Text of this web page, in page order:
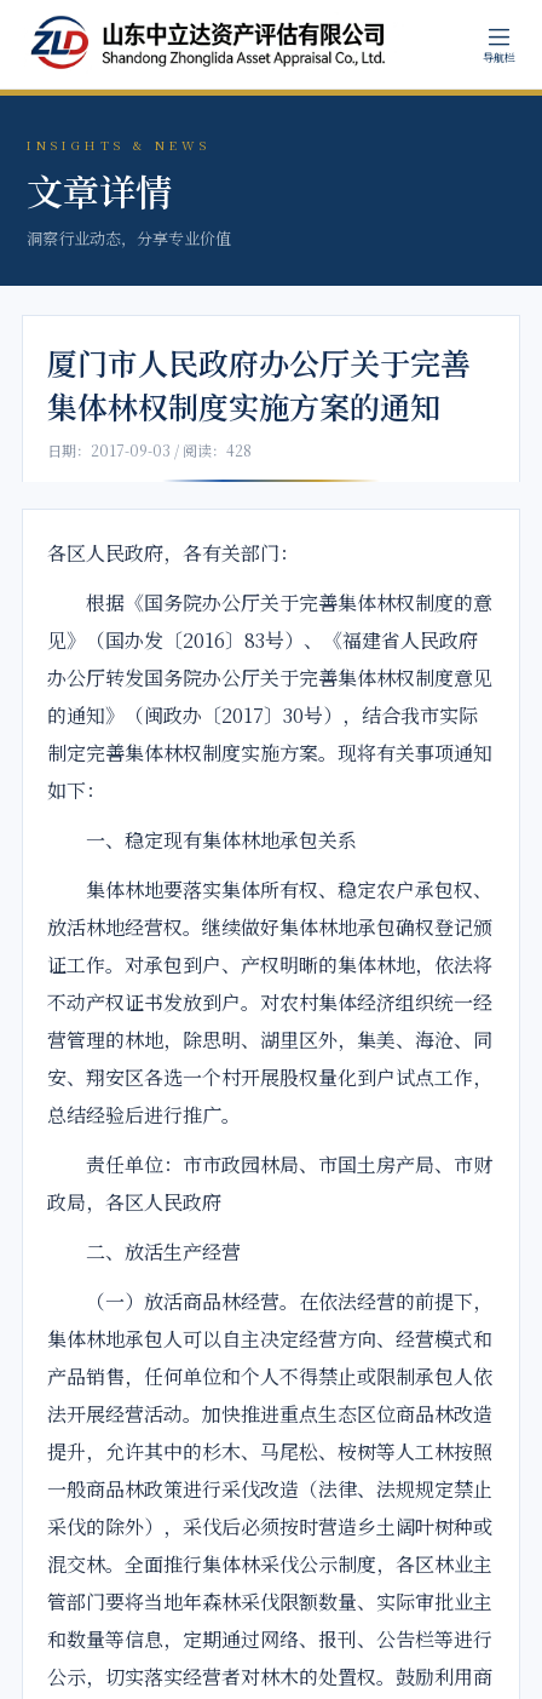
导航栏
INSIGHTS & NEWS
文章详情
洞察行业动态，分享专业价值
厦门市人民政府办公厅关于完善
集体林权制度实施方案的通知
日期：2017-09-03 / 阅读：428
各区人民政府，各有关部门：
根据《国务院办公厅关于完善集体林权制度的意
见》（国办发〔2016〕83号）、《福建省人民政府
办公厅转发国务院办公厅关于完善集体林权制度意见
的通知》（闽政办〔2017〕30号），结合我市实际
制定完善集体林权制度实施方案。现将有关事项通知
如下：
一、稳定现有集体林地承包关系
集体林地要落实集体所有权、稳定农户承包权、
放活林地经营权。继续做好集体林地承包确权登记颁
证工作。对承包到户、产权明晰的集体林地，依法将
不动产权证书发放到户。对农村集体经济组织统一经
营管理的林地，除思明、湖里区外，集美、海沧、同
安、翔安区各选一个村开展股权量化到户试点工作，
总结经验后进行推广。
责任单位：市市政园林局、市国土房产局、市财
政局，各区人民政府
二、放活生产经营
（一）放活商品林经营。在依法经营的前提下，
集体林地承包人可以自主决定经营方向、经营模式和
产品销售，任何单位和个人不得禁止或限制承包人依
法开展经营活动。加快推进重点生态区位商品林改造
提升，允许其中的杉木、马尾松、桉树等人工林按照
一般商品林政策进行采伐改造（法律、法规规定禁止
采伐的除外），采伐后必须按时营造乡土阔叶树种或
混交林。全面推行集体林采伐公示制度，各区林业主
管部门要将当地年森林采伐限额数量、实际审批业主
和数量等信息，定期通过网络、报刊、公告栏等进行
公示，切实落实经营者对林木的处置权。鼓励利用商